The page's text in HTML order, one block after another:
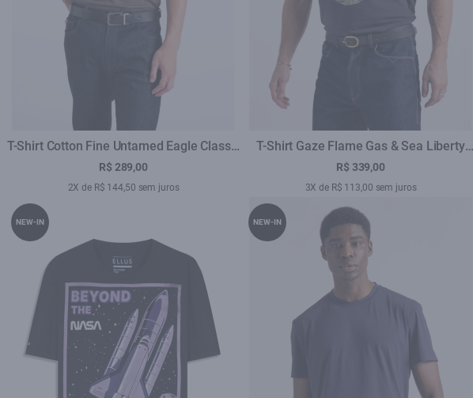
T-Shirt Cotton Fine Untamed Eagle Classic
Tabaco
R$ 289,00
2X de R$ 144,50 sem juros
T-Shirt Gaze Flame Gas & Sea Liberty
Plumbo
R$ 339,00
3X de R$ 113,00 sem juros
NEW-IN NEW-IN